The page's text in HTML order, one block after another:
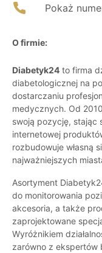
Pokaż
O firmie:
Diabetyk24 to firma
diabetologicznej na
dostarczaniu
medycznych. Od
swoją pozycję, stając
internetowej
rozbudowuje własną
najważniejszych
Asortyment
do monitorowania
akcesoria, a także
zaprojektowane
Wyróżnikiem
zarówno z ekspertów